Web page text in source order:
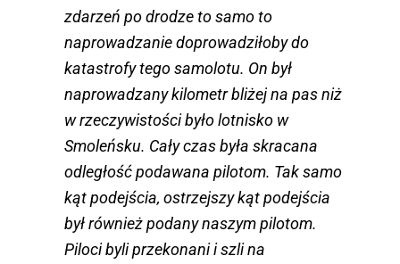
zdarzeń po drodze to samo to
naprowadzanie doprowadziłoby do
katastrofy tego samolotu. On był
naprowadzany kilometr bliżej na pas niż
w rzeczywistości było lotnisko w
Smoleńsku. Cały czas była skracana
odległość podawana pilotom. Tak samo
kąt podejścia, ostrzejszy kąt podejścia
był również podany naszym pilotom.
Piloci byli przekonani i szli na